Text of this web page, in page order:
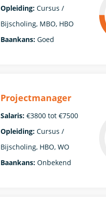
Opleiding: Cursus /
Bijscholing, MBO, HBO
Baankans: Goed
Projectmanager
Salaris: €3800 tot €7500
Opleiding: Cursus /
Bijscholing, HBO, WO
Baankans: Onbekend